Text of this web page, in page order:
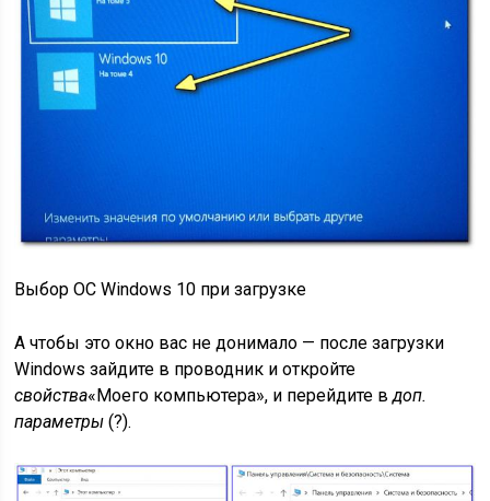
Выбор ОС Windows 10 при загрузке
А чтобы это окно вас не донимало — после загрузки
Windows зайдите в проводник и откройте
свойства«Моего компьютера», и перейдите вдоп.
параметры (?).